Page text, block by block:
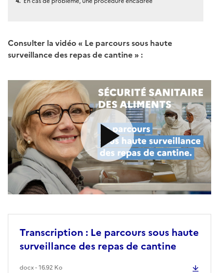
Consulter la vidéo « Le parcours sous haute
surveillance des repas de cantine » :
Transcription : Le parcours sous haute
surveillance des repas de cantine
docx - 16.92 Ko